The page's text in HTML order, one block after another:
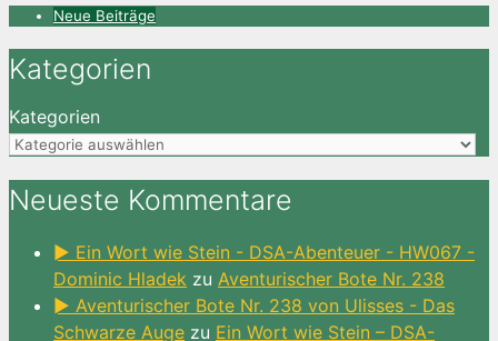
Neue Beiträge
Kategorien
Kategorien
Neueste Kommentare
► Ein Wort wie Stein - DSA-Abenteuer - HW067 -
Dominic Hladek zu Aventurischer Bote Nr. 238
► Aventurischer Bote Nr. 238 von Ulisses - Das
Schwarze Auge zu Ein Wort wie Stein – DSA-